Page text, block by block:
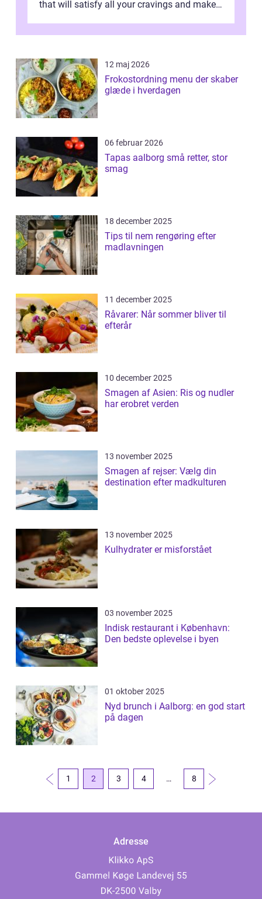
that will satisfy all your cravings and make
12 maj 2026
Frokostordning menu der skaber
glæde i hverdagen
06 februar 2026
Tapas aalborg små retter, stor
smag
18 december 2025
Tips til nem rengøring efter
madlavningen
11 december 2025
Råvarer: Når sommer bliver til
efterår
10 december 2025
Smagen af Asien: Ris og nudler
har erobret verden
13 november 2025
Smagen af rejser: Vælg din
destination efter madkulturen
13 november 2025
Kulhydrater er misforstået
03 november 2025
Indisk restaurant i København:
Den bedste oplevelse i byen
01 oktober 2025
Nyd brunch i Aalborg: en god start
på dagen
1 2 3 4 … 8
Adresse